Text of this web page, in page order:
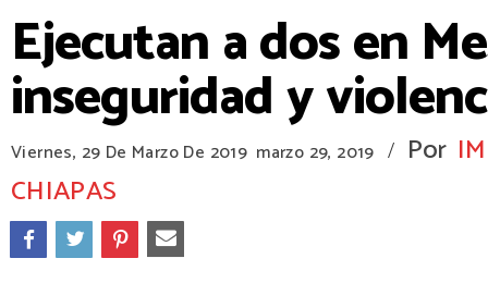
Ejecutan a dos en
inseguridad y
Viernes, 29 De Marzo De 2019 marzo 29, 2019 / Por
CHIAPAS